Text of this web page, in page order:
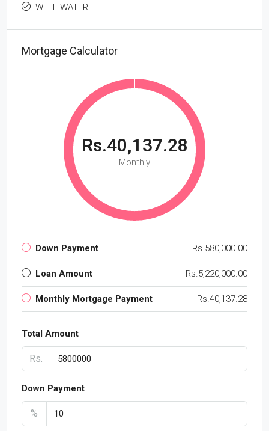
WELL WATER
Mortgage Calculator
Rs.40,137.28
Monthly
Down Payment Rs.580,000.00
Loan Amount Rs.5,220,000.00
Monthly Mortgage Payment Rs.40,137.28
Total Amount
Rs.
Down Payment
%